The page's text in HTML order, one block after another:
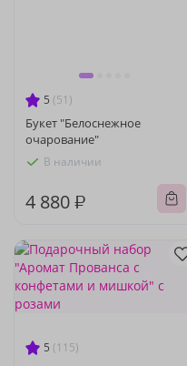
5 (51)
Букет "Белоснежное
очарование"
В наличии
4 880 ₽
5 (115)